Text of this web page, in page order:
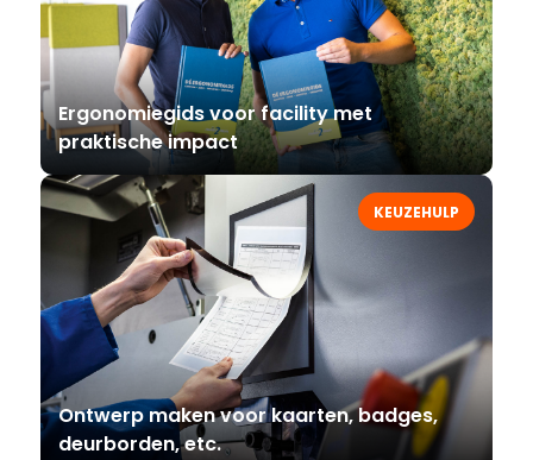
Ergonomiegids voor facility met
praktische impact
KEUZEHULP
Ontwerp maken voor kaarten, badges,
deurborden, etc.